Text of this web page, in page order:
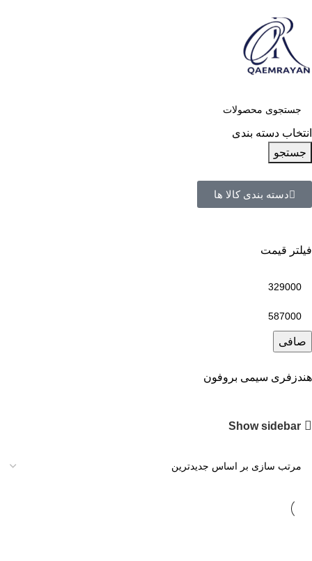
انتخاب دسته بندی
جستجو
دسته بندی کالا ها
فیلتر قیمت
صافی
هندزفری سیمی بروفون
Show sidebar